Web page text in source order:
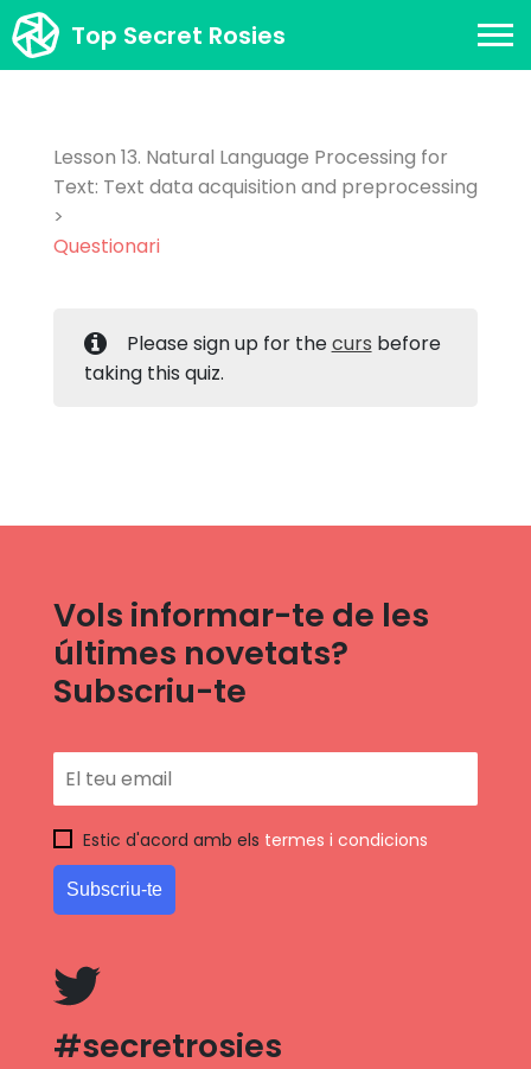
Top Secret Rosies
Lesson 13. Natural Language Processing for
Text: Text data acquisition and preprocessing
>
Questionari
Please sign up for thecurs before
taking this quiz.
Vols informar-te de les
últimes novetats?
Subscriu-te
Estic d'acord amb els termes i condicions
#secretrosies